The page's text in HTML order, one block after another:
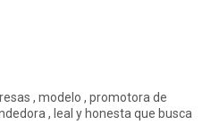
, modelo , promotora de